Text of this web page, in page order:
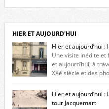
l’histoire de la redécouverte de
retour sur l’histoire […]
HIER ET AUJOURD'HUI
Hier et aujourd’hui
Une visite inédite et
et aujourd’hui, à
XXè siècle et des
exactement dans le même cadre !
l’avenue Victor Hugo (à côté
Jules Pinet est inscrite dans le […]
Hier et aujourd’hui :
tour Jacquemart